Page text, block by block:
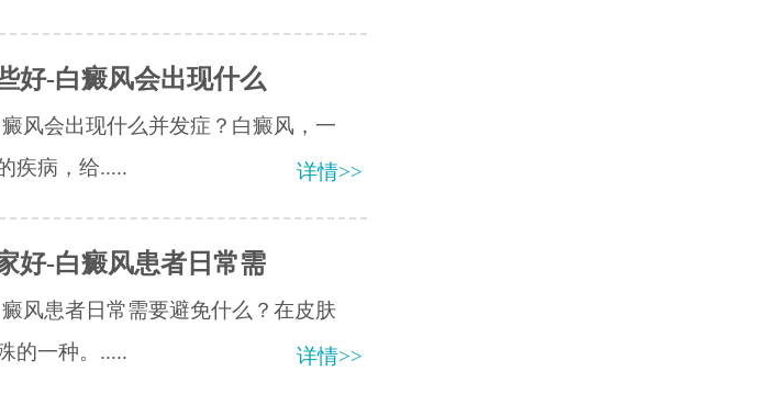
好-白癜风会出现什么
风会出现什么并发症？白癜风，一
疾病，给.....
详情>>
好-白癜风患者日常需
风患者日常需要避免什么？在皮肤
的一种。.....
详情>>